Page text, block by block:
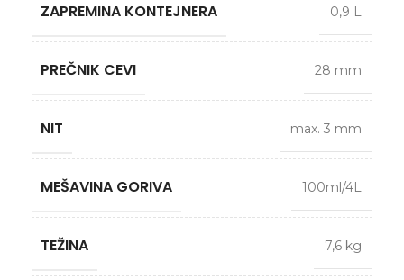
ZAPREMINA KONTEJNERA 0,9 L
PREČNIK CEVI 28 mm
NIT max. 3 mm
MEŠAVINA GORIVA 100ml/4L
TEŽINA 7,6 kg